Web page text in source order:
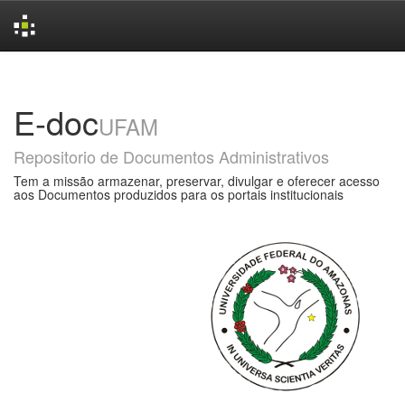
E-docUFAM
Repositorio de Documentos Administrativos
Tem a missão armazenar, preservar, divulgar e oferecer acesso
aos Documentos produzidos para os portais institucionais